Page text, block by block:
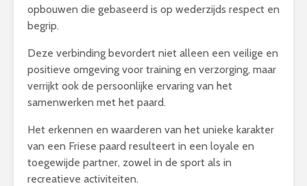
opbouwen die gebaseerd is op wederzijds respect en
begrip.
Deze verbinding bevordert niet alleen een veilige en
positieve omgeving voor training en verzorging, maar
verrijkt ook de persoonlijke ervaring van het
samenwerken met het paard.
Het erkennen en waarderen van het unieke karakter
van een Friese paard resulteert in een loyale en
toegewijde partner, zowel in de sport als in
recreatieve activiteiten.